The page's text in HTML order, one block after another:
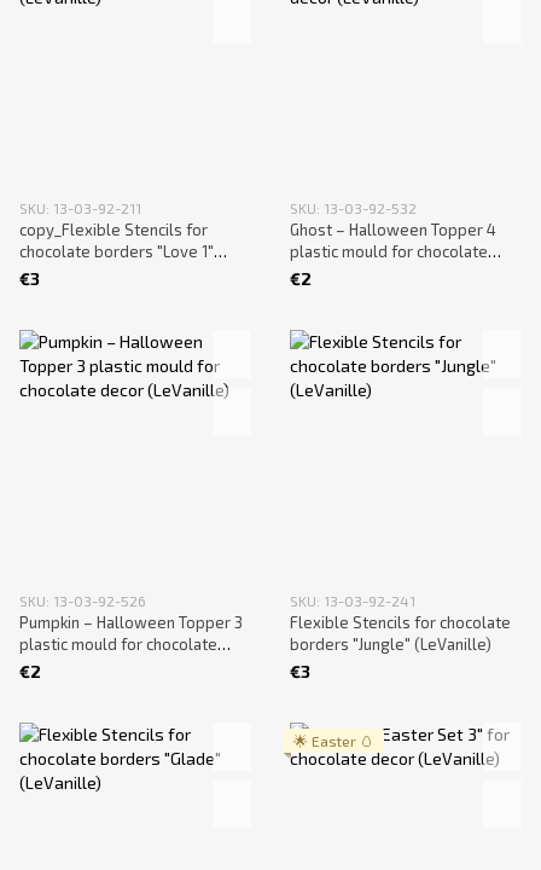
SKU: 13-03-92-211
copy_Flexible Stencils for
chocolate borders "Love 1"
(LeVanille)
€3
SKU: 13-03-92-532
Ghost – Halloween Topper 4
plastic mould for chocolate
decor (LeVanille)
€2
SKU: 13-03-92-526
Pumpkin – Halloween Topper 3
plastic mould for chocolate
decor (LeVanille)
€2
SKU: 13-03-92-241
Flexible Stencils for chocolate
borders "Jungle" (LeVanille)
€3
🌟 Easter 🥚